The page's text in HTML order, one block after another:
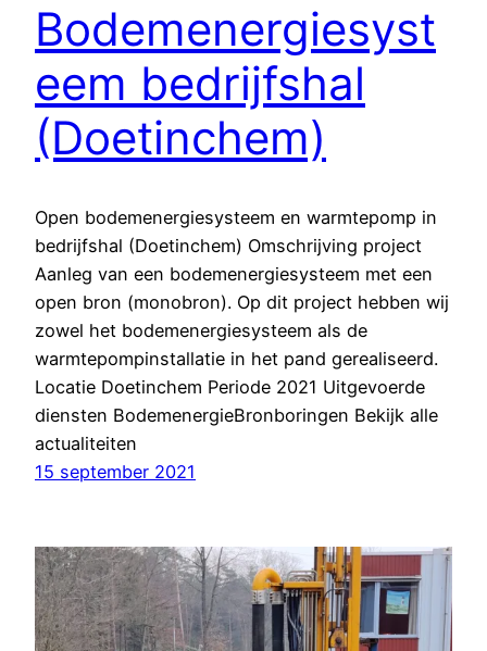
Bodemenergiesyst
eem bedrijfshal
(Doetinchem)
Open bodemenergiesysteem en warmtepomp in
bedrijfshal (Doetinchem) Omschrijving project
Aanleg van een bodemenergiesysteem met een
open bron (monobron). Op dit project hebben wij
zowel het bodemenergiesysteem als de
warmtepompinstallatie in het pand gerealiseerd.
Locatie Doetinchem Periode 2021 Uitgevoerde
diensten BodemenergieBronboringen Bekijk alle
actualiteiten
15 september 2021